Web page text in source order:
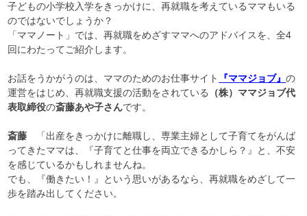
子どもの小学校入学をきっかけに、再就職を考えているママもいる
のではないでしょうか？
「ママノート」では、再就職をめざすママへのアドバイスを、全4
回にわたってご紹介します。
お話をうかがうのは、ママのためのお仕事サイト 『ママジョブ』の
運営をはじめ、再就職支援の活動をされている
（株）ママジョブ代
表取締役の斎藤あや子さんです。
斎藤
「出産をきっかけに離職し、専業主婦として子育てをがんば
ってきたママは、『子育てと仕事を両立できるかしら？』と、不安
を感じているかもしれませんね。
でも、『働きたい！』という思いがあるなら、再就職をめざして一
歩を踏み出してください。